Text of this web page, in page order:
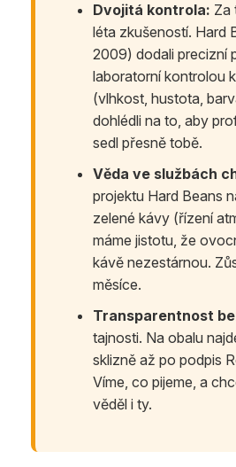
Dvojitá kontrola: Za
léta zkušeností. Hard
2009) dodali precizní
laboratorní kontrolou
(vlhkost, hustota,
dohlédli na to, aby
sedl přesně tobě.
Věda ve službách
projektu Hard Beans
zelené kávy (řízení
máme jistotu, že
kávě nezestárnou.
měsíce.
Transparentnost
tajnosti. Na obalu
sklizně až po podpis
Víme, co pijeme, a
věděl i ty.